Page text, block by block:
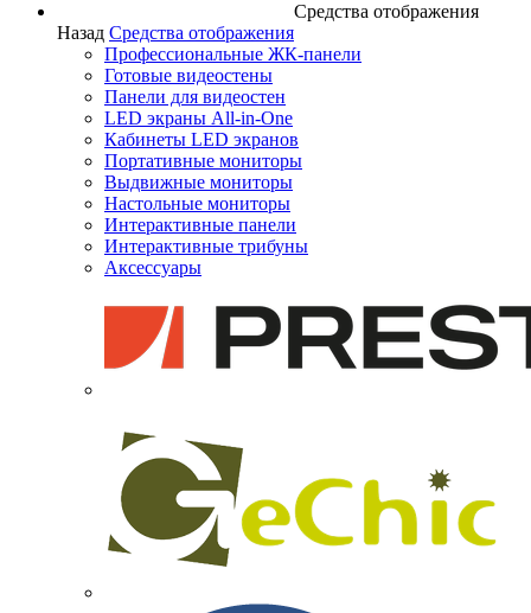
Средства отображения
Назад Средства отображения
Профессиональные ЖК-панели
Готовые видеостены
Панели для видеостен
LED экраны All-in-One
Кабинеты LED экранов
Портативные мониторы
Выдвижные мониторы
Настольные мониторы
Интерактивные панели
Интерактивные трибуны
Аксессуары